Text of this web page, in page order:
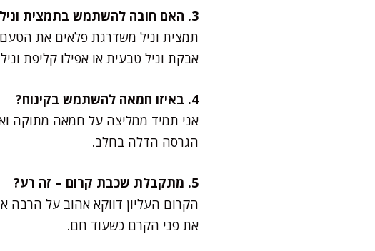
3. האם חובה להשתמש בתמצית וניל?
תמצית וניל משדרגת פלאים את
אבקת וניל טבעית או אפילו קליפת
4. באיזו חמאה להשתמש בקינוח?
אני תמיד ממליצה על חמאה מתוקה
הגרסה הדלה בחלב.
5. מתקבלת שכבת קרום – זה רע?
הקרום העליון דווקא אהוב על הרבה
את פני הקרם כשעוד חם.